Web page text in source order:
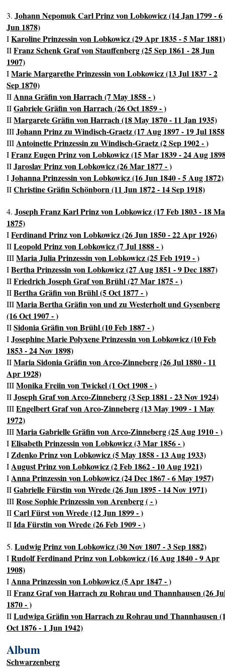
3.Johann Nepomuk Carl Prinz von Lobkowicz (14 Jan 1799 - 6
Jun 1878)
IKaroline Prinzessin von Lobkowicz (29 Apr 1835 - 5 Mar 1881)
IIFranz Schenk Graf von Stauffenberg (25 Sep 1861 - 28 Jun
1907)
IMarie Margarethe Prinzessin von Lobkowicz (13 Jul 1837 - 2
Sep 1870)
IIAnna Gräfin von Harrach (7 May 1858 - )
IIGabriele Gräfin von Harrach (26 Oct 1859 - )
IIMargarete Gräfin von Harrach (18 May 1870 - 11 Jan 1935)
IIIJohann Prinz zu Windisch-Graetz (17 Aug 1897 - 19 Jul
IIIAntoinette Prinzessin zu Windisch-Graetz (2 Sep 1902 - )
IFranz Eugen Prinz von Lobkowicz (15 Mar 1839 - 24 Aug
IIJaroslav Prinz von Lobkowicz (26 Mar 1877 - )
IJohanna Prinzessin von Lobkowicz (16 Jun 1840 - 5 Aug 1872)
IIChristine Gräfin Schönborn (11 Jun 1872 - 14 Sep 1918)
4.Joseph Franz Karl Prinz von Lobkowicz (17 Feb 1803 - 18
1875)
IFerdinand Prinz von Lobkowicz (26 Jun 1850 - 22 Apr 1926)
IILeopold Prinz von Lobkowicz (7 Jul 1888 - )
IIIMaria Julia Prinzessin von Lobkowicz (25 Feb 1919 - )
IBertha Prinzessin von Lobkowicz (27 Aug 1851 - 9 Dec 1887)
IIFriedrich Joseph Graf von Brühl (27 Mar 1875 - )
IIBertha Gräfin von Brühl (5 Oct 1877 - )
IIIMaria Bertha Gräfin von und zu Westerholt und Gysenberg
(16 Oct 1907 - )
IISidonia Gräfin von Brühl (10 Feb 1887 - )
IJosephine Marie Polyxene Prinzessin von Lobkowicz (10 Feb
1853 - 24 Nov 1898)
IIMaria Sidonia Gräfin von Arco-Zinneberg (26 Jul 1880 - 11
Apr 1928)
IIIMonika Freiin von Twickel (1 Oct 1908 - )
IIJoseph Graf von Arco-Zinneberg (3 Sep 1881 - 23 Nov 1924)
IIIEngelbert Graf von Arco-Zinneberg (13 May 1909 - 1 May
1972)
IIIMaria Gabrielle Gräfin von Arco-Zinneberg (25 Aug 1910 - )
IElisabeth Prinzessin von Lobkowicz (3 Mar 1856 - )
IZdenko Prinz von Lobkowicz (5 May 1858 - 13 Aug 1933)
IAugust Prinz von Lobkowicz (2 Feb 1862 - 10 Aug 1921)
IAnna Prinzessin von Lobkowicz (24 Dec 1867 - 6 May 1957)
IIGabrielle Fürstin von Wrede (26 Jun 1895 - 14 Nov 1971)
IIIRose Sophie Prinzessin von Arenberg ( - )
IICarl Fürst von Wrede (12 Jun 1899 - )
IIIda Fürstin von Wrede (26 Feb 1909 - )
5.Ludwig Prinz von Lobkowicz (30 Nov 1807 - 3 Sep 1882)
IRudolf Ferdinand Prinz von Lobkowicz (16 Aug 1840 - 9 Apr
1908)
IAnna Prinzessin von Lobkowicz (5 Apr 1847 - )
IIFranz Graf von Harrach zu Rohrau und Thannhausen (26
1870 - )
IILudwiga Gräfin von Harrach zu Rohrau und Thannhausen
Oct 1876 - 1 Jun 1942)
Album
Schwarzenberg